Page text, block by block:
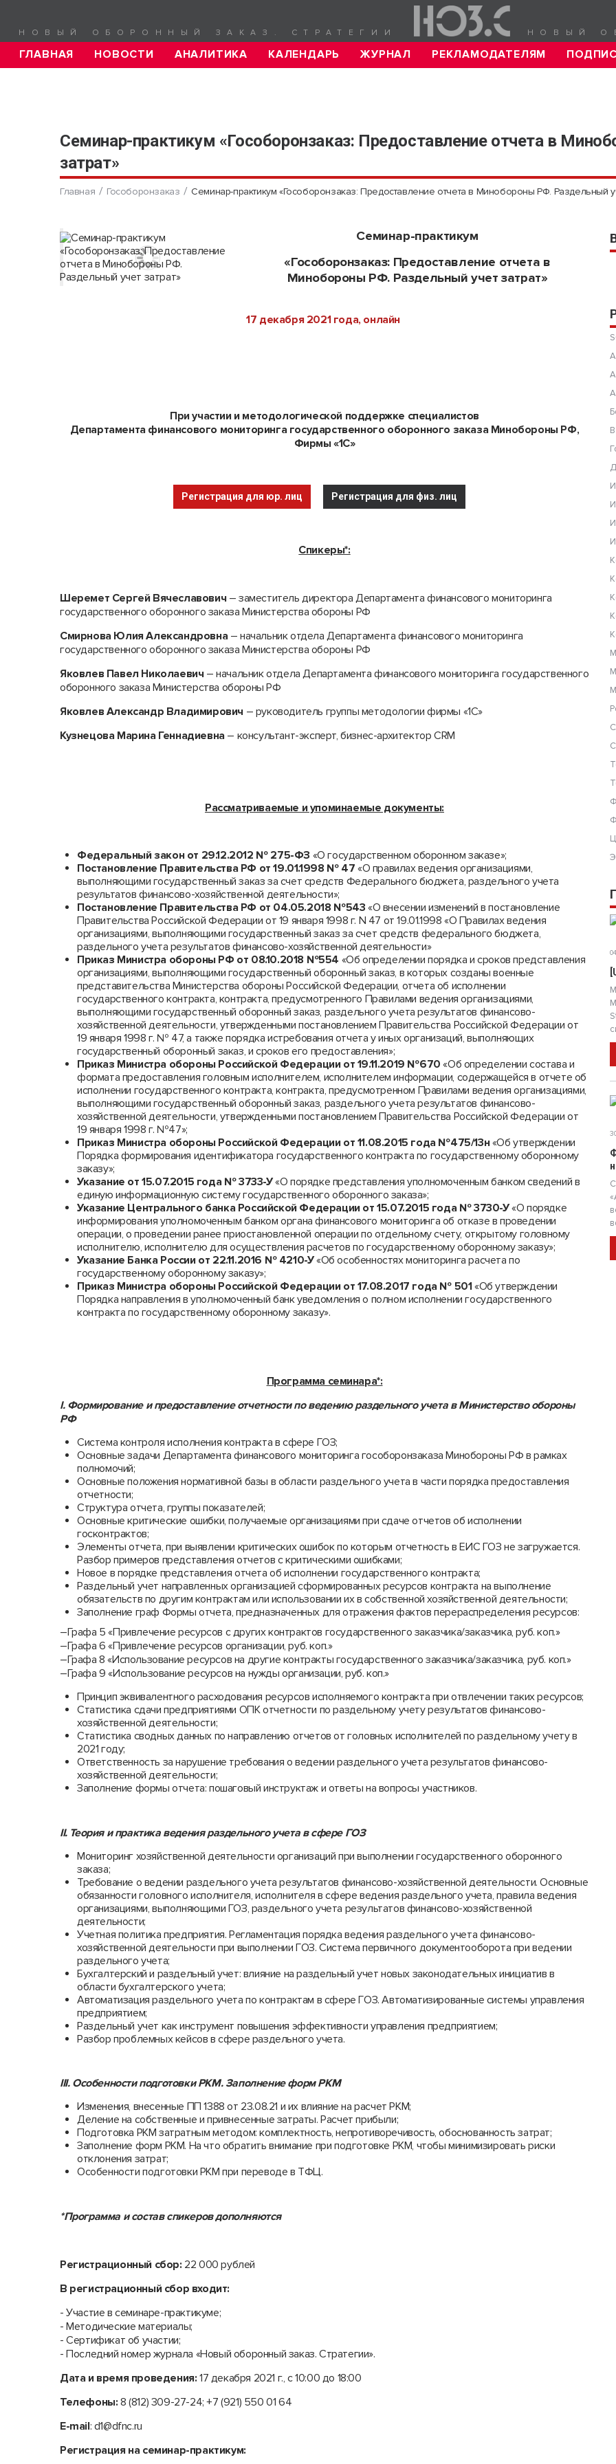
НОВЫЙ ОБОРОННЫЙ ЗАКАЗ. СТРАТЕГИИ НОВЫЙ
ГЛАВНАЯ НОВОСТИ АНАЛИТИКА КАЛЕНДАРЬ ЖУРНАЛ РЕКЛАМОДАТЕЛЯМ
Семинар-практикум «Гособоронзаказ: Предоставление отчета в
затрат»
Главная Гособоронзаказ Семинар-практикум «Гособоронзаказ: Предоставление отчета в Минобороны РФ. Раздельный
Семинар-практикум
«Гособоронзаказ: Предоставление отчета в
Минобороны РФ. Раздельный учет затрат»
17 декабря 2021 года, онлайн
При участии и методологической поддержке специалистов
Департамента финансового мониторинга государственного оборонного заказа Минобороны РФ,
Фирмы «1С»
Регистрация для юр. лиц Регистрация для физ. лиц
Спикеры*:
Шеремет Сергей Вячеславович – заместитель директора Департамента финансового мониторинга
государственного оборонного заказа Министерства обороны РФ
Смирнова Юлия Александровна – начальник отдела Департамента финансового мониторинга
государственного оборонного заказа Министерства обороны РФ
Яковлев Павел Николаевич – начальник отдела Департамента финансового мониторинга государственного
оборонного заказа Министерства обороны РФ
Яковлев Александр Владимирович – руководитель группы методологии фирмы «1С»
Кузнецова Марина Геннадиевна – консультант-эксперт, бизнес-архитектор СRМ
Рассматриваемые и упоминаемые документы:
Федеральный закон от 29.12.2012 № 275-ФЗ «О государственном оборонном заказе»;
Постановление Правительства РФ от 19.01.1998 № 47 «О правилах ведения организациями,
выполняющими государственный заказ за счет средств Федерального бюджета, раздельного учета
результатов финансово-хозяйственной деятельности»;
Постановление Правительства РФ от 04.05.2018 №543 «О внесении изменений в постановление
Правительства Российской Федерации от 19 января 1998 г. N 47 от 19.01.1998 «О Правилах ведения
организациями, выполняющими государственный заказ за счет средств федерального бюджета,
раздельного учета результатов финансово-хозяйственной деятельности»
Приказ Министра обороны РФ от 08.10.2018 №554 «Об определении порядка и сроков представления
организациями, выполняющими государственный оборонный заказ, в которых созданы военные
представительства Министерства обороны Российской Федерации, отчета об исполнении
государственного контракта, контракта, предусмотренного Правилами ведения организациями,
выполняющими государственный оборонный заказ, раздельного учета результатов финансово-
хозяйственной деятельности, утвержденными постановлением Правительства Российской Федерации от
19 января 1998 г. № 47, а также порядка истребования отчета у иных организаций, выполняющих
государственный оборонный заказ, и сроков его предоставления»;
Приказ Министра обороны Российской Федерации от 19.11.2019 №670«Об определении состава и
формата предоставления головным исполнителем, исполнителем информации, содержащейся в отчете об
исполнении государственного контракта, контракта, предусмотренном Правилами ведения организациями,
выполняющими государственный оборонный заказ, раздельного учета результатов финансово-
хозяйственной деятельности, утвержденными постановлением Правительства Российской Федерации от
19 января 1998 г. №47»;
Приказ Министра обороны Российской Федерации от 11.08.2015 года №475/13н «Об утверждении
Порядка формирования идентификатора государственного контракта по государственному оборонному
заказу»;
Указание от 15.07.2015 года № 3733-У«О порядке представления уполномоченным банком сведений в
единую информационную систему государственного оборонного заказа»;
Указание Центрального банка Российской Федерации от 15.07.2015 года № 3730-У«О порядке
информирования уполномоченным банком органа финансового мониторинга об отказе в проведении
операции, о проведении ранее приостановленной операции по отдельному счету, открытому головному
исполнителю, исполнителю для осуществления расчетов по государственному оборонному заказу»;
Указание Банка России от 22.11.2016 № 4210-У«Об особенностях мониторинга расчета по
государственному оборонному заказу»;
Приказ Министра обороны Российской Федерации от 17.08.2017 года № 501 «Об утверждении
Порядка направления в уполномоченный банк уведомления о полном исполнении государственного
контракта по государственному оборонному заказу».
Программа семинара*:
I. Формирование и предоставление отчетности по ведению раздельного учета в Министерство обороны
РФ
Система контроля исполнения контракта в сфере ГОЗ;
Основные задачи Департамента финансового мониторинга гособоронзаказа Минобороны РФ в рамках
полномочий;
Основные положения нормативной базы в области раздельного учета в части порядка предоставления
отчетности;
Структура отчета, группы показателей;
Основные критические ошибки, получаемые организациями при сдаче отчетов об исполнении
госконтрактов;
Элементы отчета, при выявлении критических ошибок по которым отчетность в ЕИС ГОЗ не загружается.
Разбор примеров представления отчетов с критическими ошибками;
Новое в порядке представления отчета об исполнении государственного контракта;
Раздельный учет направленных организацией сформированных ресурсов контракта на выполнение
обязательств по другим контрактам или использовании их в собственной хозяйственной деятельности;
Заполнение граф Формы отчета, предназначенных для отражения фактов перераспределения ресурсов:
–Графа 5 «Привлечение ресурсов с других контрактов государственного заказчика/заказчика, руб. коп.»
–Графа 6 «Привлечение ресурсов организации, руб. коп.»
–Графа 8 «Использование ресурсов на другие контракты государственного заказчика/заказчика, руб. коп.»
–Графа 9 «Использование ресурсов на нужды организации, руб. коп.»
Принцип эквивалентного расходования ресурсов исполняемого контракта при отвлечении таких ресурсов;
Статистика сдачи предприятиями ОПК отчетности по раздельному учету результатов финансово-
хозяйственной деятельности;
Статистика сводных данных по направлению отчетов от головных исполнителей по раздельному учету в
2021 году;
Ответственность за нарушение требования о ведении раздельного учета результатов финансово-
хозяйственной деятельности;
Заполнение формы отчета: пошаговый инструктаж и ответы на вопросы участников.
II. Теория и практика ведения раздельного учета в сфере ГОЗ
Мониторинг хозяйственной деятельности организаций при выполнении государственного оборонного
заказа;
Требование о ведении раздельного учета результатов финансово-хозяйственной деятельности. Основные
обязанности головного исполнителя, исполнителя в сфере ведения раздельного учета, правила ведения
организациями, выполняющими ГОЗ, раздельного учета результатов финансово-хозяйственной
деятельности;
Учетная политика предприятия. Регламентация порядка ведения раздельного учета финансово-
хозяйственной деятельности при выполнении ГОЗ. Система первичного документооборота при ведении
раздельного учета;
Бухгалтерский и раздельный учет: влияние на раздельный учет новых законодательных инициатив в
области бухгалтерского учета;
Автоматизация раздельного учета по контрактам в сфере ГОЗ. Автоматизированные системы управления
предприятием;
Раздельный учет как инструмент повышения эффективности управления предприятием;
Разбор проблемных кейсов в сфере раздельного учета.
III. Особенности подготовки РКМ. Заполнение форм РКМ
Изменения, внесенные ПП 1388 от 23.08.21 и их влияние на расчет РКМ;
Деление на собственные и привнесенные затраты. Расчет прибыли;
Подготовка РКМ затратным методом: комплектность, непротиворечивость, обоснованность затрат;
Заполнение форм РКМ. На что обратить внимание при подготовке РКМ, чтобы минимизировать риски
отклонения затрат;
Особенности подготовки РКМ при переводе в ТФЦ.
*Программа и состав спикеров дополняются
Регистрационный сбор: 22 000 рублей
В регистрационный сбор входит:
- Участие в семинаре-практикуме;
- Методические материалы;
- Сертификат об участии;
- Последний номер журнала «Новый оборонный заказ. Стратегии».
Дата и время проведения: 17 декабря 2021 г., с 10:00 до 18:00
Телефоны: 8 (812) 309-27-24; +7 (921) 550 01 64
E-mail: d1@dfnc.ru
Регистрация на семинар-практикум: